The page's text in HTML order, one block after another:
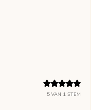
5 VAN 1 STEM